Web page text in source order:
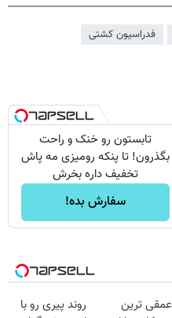
فدراسیون کشتی
تابستون رو خنک و راحت
بگذرون! تا پنکه رومیزی مه پاش
تخفیف داره بخرش
سفارش بده!
عمقی ترین
روند پیری رو با